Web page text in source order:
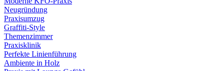
Neugründung
Praxisumzug
Graffiti-Style
Themenzimmer
Praxisklinik
Perfekte Linienführung
Ambiente in Holz